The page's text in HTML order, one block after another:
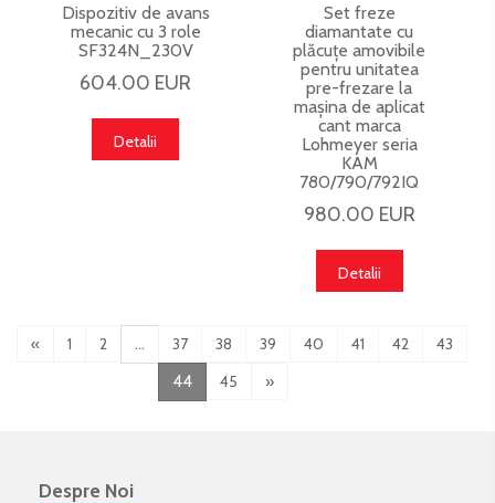
Dispozitiv de avans
mecanic cu 3 role
SF324N_230V
604.00 EUR
Detalii
Set freze
diamantate cu
plăcuțe amovibile
pentru unitatea
pre-frezare la
mașina de aplicat
cant marca
Lohmeyer seria
KAM
780/790/792IQ
980.00 EUR
Detalii
« 1 2 ... 37 38 39 40 41 42
43
44
45 »
Despre Noi